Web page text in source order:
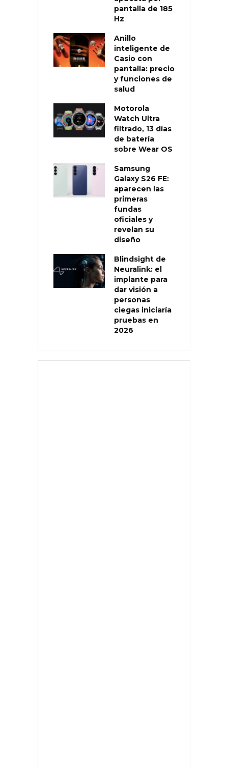
pantalla de 185
Hz
Anillo
inteligente de
Casio con
pantalla: precio
y funciones de
salud
Motorola
Watch Ultra
filtrado, 13 días
de batería
sobre Wear OS
Samsung
Galaxy S26 FE:
aparecen las
primeras
fundas
oficiales y
revelan su
diseño
Blindsight de
Neuralink: el
implante para
dar visión a
personas
ciegas iniciaría
pruebas en
2026